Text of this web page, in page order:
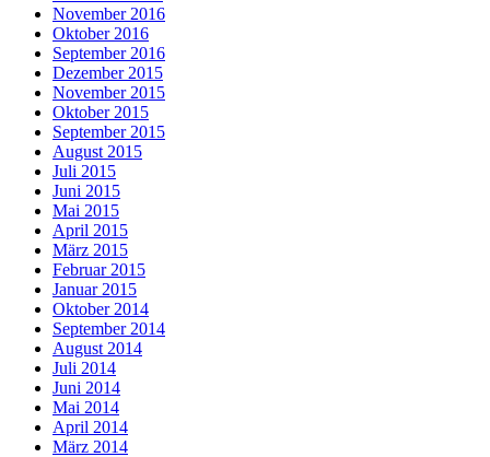
November 2016
Oktober 2016
September 2016
Dezember 2015
November 2015
Oktober 2015
September 2015
August 2015
Juli 2015
Juni 2015
Mai 2015
April 2015
März 2015
Februar 2015
Januar 2015
Oktober 2014
September 2014
August 2014
Juli 2014
Juni 2014
Mai 2014
April 2014
März 2014